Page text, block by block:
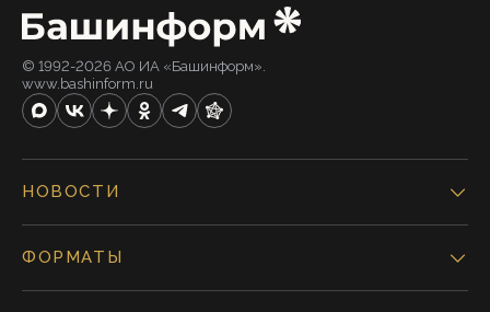
© 1992-2026 АО ИА «Башинформ».
www.bashinform.ru
НОВОСТИ
ФОРМАТЫ